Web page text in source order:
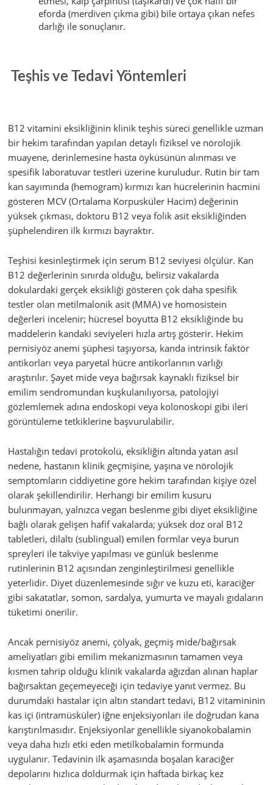
eforda (merdiven çıkma gibi) bile ortaya çıkan nefes
darlığı ile sonuçlanır.
Teşhis ve Tedavi Yöntemleri
B12 vitamini eksikliğinin klinik teşhis süreci genellikle uzman
bir hekim tarafından yapılan detaylı fiziksel ve nörolojik
muayene, derinlemesine hasta öyküsünün alınması ve
spesifik laboratuvar testleri üzerine kuruludur. Rutin bir tam
kan sayımında (hemogram) kırmızı kan hücrelerinin hacmini
gösteren MCV (Ortalama Korpusküler Hacim) değerinin
yüksek çıkması, doktoru B12 veya folik asit eksikliğinden
şüphelendiren ilk kırmızı bayraktır.
Teşhisi kesinleştirmek için serum B12 seviyesi ölçülür. Kan
B12 değerlerinin sınırda olduğu, belirsiz vakalarda
dokulardaki gerçek eksikliği gösteren çok daha spesifik
testler olan metilmalonik asit (MMA) ve homosistein
değerleri incelenir; hücresel boyutta B12 eksikliğinde bu
maddelerin kandaki seviyeleri hızla artış gösterir. Hekim
pernisiyöz anemi şüphesi taşıyorsa, kanda intrinsik faktör
antikorları veya paryetal hücre antikorlarının varlığı
araştırılır. Şayet mide veya bağırsak kaynaklı fiziksel bir
emilim sendromundan kuşkulanılıyorsa, patolojiyi
gözlemlemek adına endoskopi veya kolonoskopi gibi ileri
görüntüleme tetkiklerine başvurulabilir.
Hastalığın tedavi protokolü, eksikliğin altında yatan asıl
nedene, hastanın klinik geçmişine, yaşına ve nörolojik
semptomların ciddiyetine göre hekim tarafından kişiye özel
olarak şekillendirilir. Herhangi bir emilim kusuru
bulunmayan, yalnızca vegan beslenme gibi diyet eksikliğine
bağlı olarak gelişen hafif vakalarda; yüksek doz oral B12
tabletleri, dilaltı (sublingual) emilen formlar veya burun
spreyleri ile takviye yapılması ve günlük beslenme
rutinlerinin B12 açısından zenginleştirilmesi genellikle
yeterlidir. Diyet düzenlemesinde sığır ve kuzu eti, karaciğer
gibi sakatatlar, somon, sardalya, yumurta ve mayalı gıdaların
tüketimi önerilir.
Ancak pernisiyöz anemi, çölyak, geçmiş mide/bağırsak
ameliyatları gibi emilim mekanizmasının tamamen veya
kısmen tahrip olduğu klinik vakalarda ağızdan alınan haplar
bağırsaktan geçemeyeceği için tedaviye yanıt vermez. Bu
durumdaki hastalar için altın standart tedavi, B12 vitamininin
kas içi (intramüsküler) iğne enjeksiyonları ile doğrudan kana
karıştırılmasıdır. Enjeksiyonlar genellikle siyanokobalamin
veya daha hızlı etki eden metilkobalamin formunda
uygulanır. Tedavinin ilk aşamasında boşalan karaciğer
depolarını hızlıca doldurmak için haftada birkaç kez